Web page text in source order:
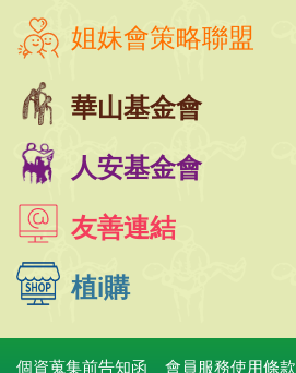
姐妹會策略聯盟
華山基金會
人安基金會
友善連結
植i購
個資蒐集前告知函 會員服務使用條款